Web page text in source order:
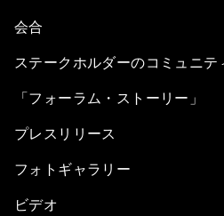
会合
ステークホルダーのコミュニテ
「フォーラム・ストーリー」
プレスリリース
フォトギャラリー
ビデオ